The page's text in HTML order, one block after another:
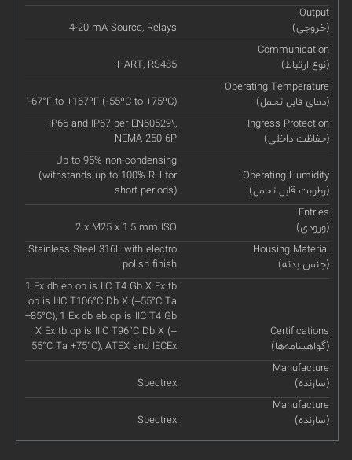
Output
(خروجی)
4-20 mA Source, Relays
Communication
(نوع ارتباط)
HART, RS485
Operating Temperature
(دمای قابل تحمل)
'-67°F to +167ºF (-55ºC to +75ºC)
Ingress Protection
(حفاظت داخلی)
IP66 and IP67 per EN60529\,
NEMA 250 6P
Operating Humidity
(رطوبت قابل تحمل)
Up to 95% non-condensing
(withstands up to 100% RH for
short periods)
Entries
(ورودی)
2 x M25 x 1.5 mm ISO
Housing Material
(جنس بدنه)
Stainless Steel 316L with electro
polish finish
Certifications
(گواهینامه‌ها)
1 Ex db eb op is IIC T4 Gb X Ex tb
op is IIIC T106°C Db X (–55°C Ta
+85°C), 1 Ex db eb op is IIC T4 Gb
X Ex tb op is IIIC T96°C Db X (–
55°C Ta +75°C), ATEX and IECEx
Manufacture
(سازنده)
Spectrex
Manufacture
(سازنده)
Spectrex